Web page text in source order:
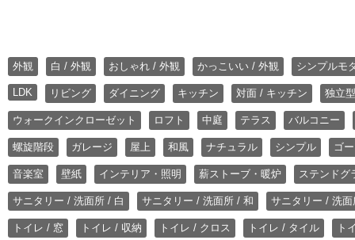
外観 白 / 外観 おしゃれ / 外観 かっこいい / 外観 シンプルモ
LDK リビング ダイニング キッチン 対面 / キッチン 独立
ウォークインクローゼット ロフト 中庭 テラス バルコニー
螺旋階段 ガレージ 屋上 和風 ナチュラル シンプル ゴ
音楽室 壁紙 インテリア・照明 薪ストーブ・暖炉 ステンドグ
サニタリー / 洗面所 / 白 サニタリー / 洗面所 / 和 サニタリー / 洗
トイレ / 窓 トイレ / 収納 トイレ / クロス トイレ / タイル ト